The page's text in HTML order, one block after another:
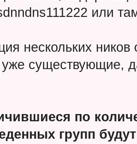
или
нескольких
существующие,
по
групп